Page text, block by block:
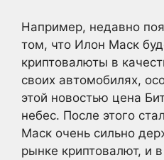
Например, недавно
том, что Илон Маск
криптовалюты в
своих автомобилях,
этой новостью цена
небес. После этого
Маск очень сильно
рынке криптовалют, и